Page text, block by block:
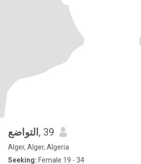
التواضع , 39
Alger, Alger, Algeria
Seeking: Female 19 - 34